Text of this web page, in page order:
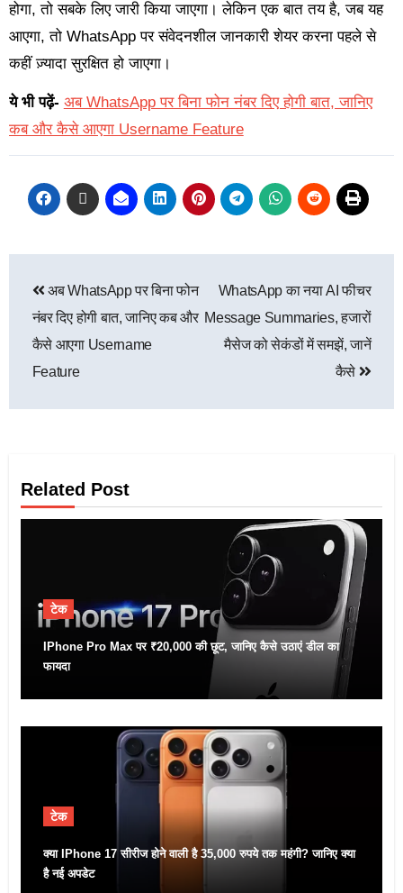
होगा, तो सबके लिए जारी किया जाएगा। लेकिन एक बात तय है, जब यह
आएगा, तो WhatsApp पर संवेदनशील जानकारी शेयर करना पहले से
कहीं ज़्यादा सुरक्षित हो जाएगा।
ये भी पढ़ें- अब WhatsApp पर बिना फोन नंबर दिए होगी बात, जानिए
कब और कैसे आएगा Username Feature
अब WhatsApp पर बिना फोन
नंबर दिए होगी बात, जानिए कब और
कैसे आएगा Username
Feature
WhatsApp का नया AI फीचर
Message Summaries, हजारों
मैसेज को सेकंडों में समझें, जानें
कैसे
Related Post
टेक
IPhone Pro Max पर ₹20,000 की छूट, जानिए कैसे उठाएं डील का
फायदा
टेक
क्या IPhone 17 सीरीज होने वाली है 35,000 रुपये तक महंगी? जानिए क्या
है नई अपडेट